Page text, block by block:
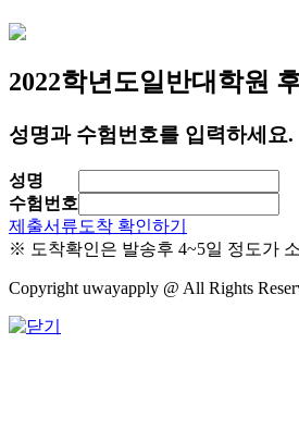
2022학년도일반대학원
성명과 수험번호를 입력하세요.
성명
수험번호
제출서류도착 확인하기
※ 도착확인은 발송후 4~5일 정도가
Copyright uwayapply @ All Rights